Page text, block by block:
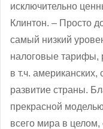
исключительно
Клинтон. – Просто
самый низкий
налоговые тарифы,
в т.ч.
развитие страны.
прекрасной
всего мира в